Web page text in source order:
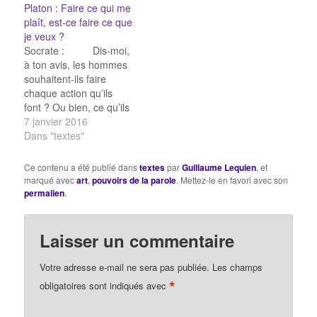
Platon : Faire ce qui me
plaît, est-ce faire ce que
je veux ?
Socrate : Dis-moi,
à ton avis, les hommes
souhaitent-ils faire
chaque action qu’ils
font ? Ou bien, ce qu’ils
veulent, n’est-ce pas
plutôt le but qu’ils
telle ou telle chose ? Par
exemple, quand on
avale la potion prescrite
qu’on fait,…
7 janvier 2016
Dans "textes"
Ce contenu a été publié danstextesparGuillaume Lequien, et
marqué avecart,pouvoirs de la parole. Mettez-le en favori avec son
permalien.
Laisser un commentaire
Votre adresse e-mail ne sera pas publiée. Les champs
obligatoires sont indiqués avec*